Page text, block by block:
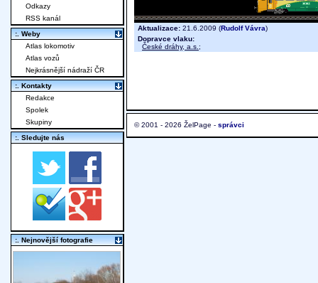
Aktualizace: 21.6.2009 (Rudolf Vávra)
Dopravce vlaku:
České dráhy, a.s. ;
© 2001 - 2026 ŽelPage - správci
Odkazy
RSS kanál
:. Weby
Atlas lokomotiv
Atlas vozů
Nejkrásnější nádraží ČR
:. Kontakty
Redakce
Spolek
Skupiny
:. Sledujte nás
:. Nejnovější fotografie